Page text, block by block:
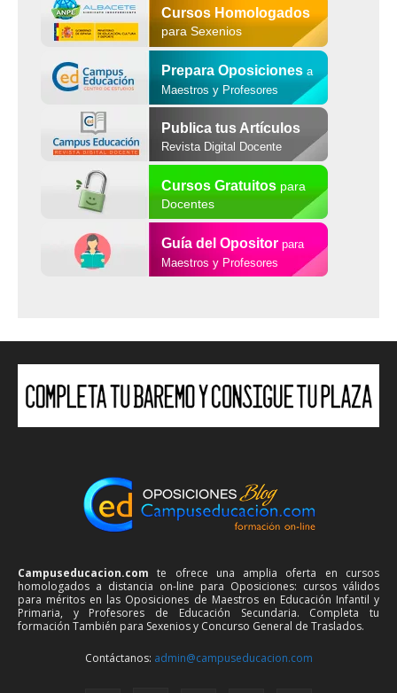
Cursos Homologados
para Sexenios
Prepara Oposiciones a
Maestros y Profesores
Publica tus Artículos
Revista Digital Docente
Cursos Gratuitospara
Docentes
Guía del Opositor para
Maestros y Profesores
Campuseducacion.com te ofrece una amplia oferta en cursos
homologados a distancia on-line para Oposiciones: cursos válidos
para méritos en las Oposiciones de Maestros en Educación Infantil y
Primaria, y Profesores de Educación Secundaria. Completa tu
formación También para Sexenios y Concurso General de Traslados.
Contáctanos: admin@campuseducacion.com